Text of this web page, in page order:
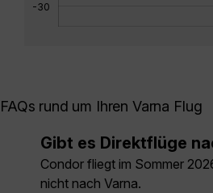
-30
FAQs rund um Ihren Varna Flug
Gibt es Direktflüge
Condor fliegt im Sommer
nicht nach Varna.